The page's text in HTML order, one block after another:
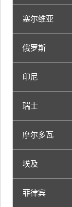
塞尔维亚
俄罗斯
印尼
瑞士
摩尔多瓦
埃及
菲律宾